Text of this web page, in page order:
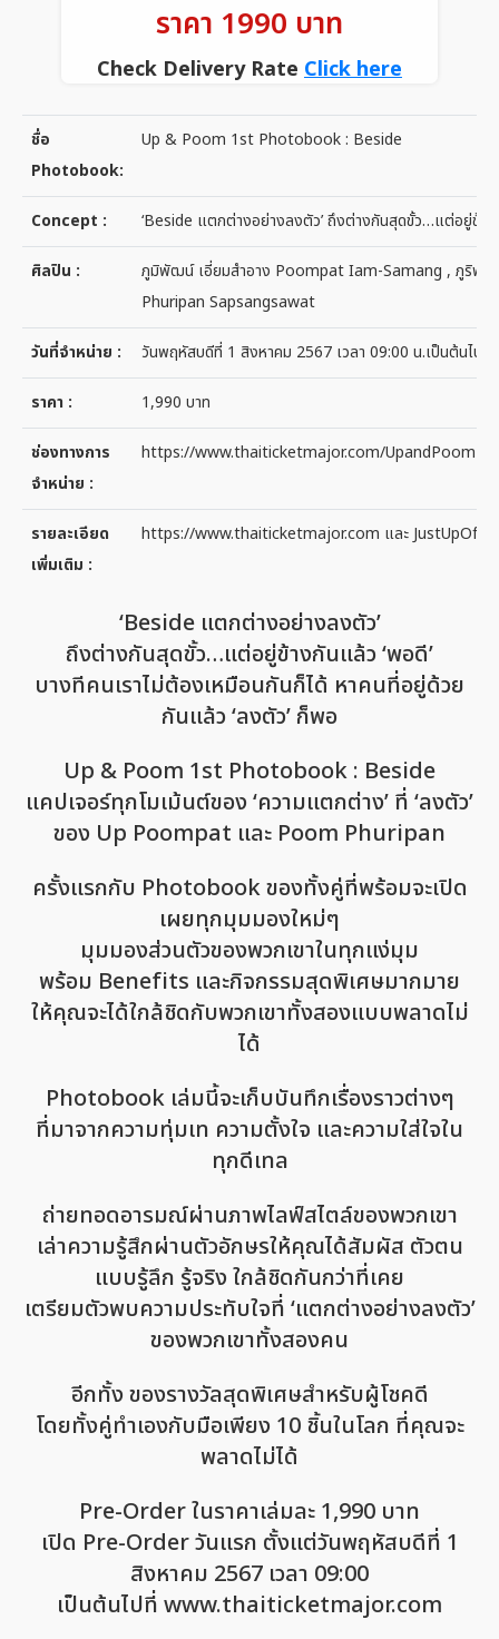
ราคา 1990 บาท
Check Delivery Rate Click here
ชื่อ
Photobook:
Up & Poom 1st Photobook : Beside
Concept : ‘Beside แตกต่างอย่างลงตัว’ ถึงต่างกันสุดขั้ว…แต่อยู่ข้า
ศิลปิน :
ภูมิพัฒน์ เอี่ยมสำอาง Poompat Iam-Samang , ภูริพัน
Phuripan Sapsangsawat
วันที่จำหน่าย : วันพฤหัสบดีที่ 1 สิงหาคม 2567 เวลา 09:00 น.เป็นต้นไป
ราคา : 1,990 บาท
ช่องทางการ
จำหน่าย :
https://www.thaiticketmajor.com/
รายละเอียด
เพิ่มเติม :
https://www.thaiticketmajor.com และ
‘Beside แตกต่างอย่างลงตัว’
ถึงต่างกันสุดขั้ว…แต่อยู่ข้างกันแล้ว ‘พอดี’
บางทีคนเราไม่ต้องเหมือนกันก็ได้ หาคนที่อยู่ด้วย
กันแล้ว ‘ลงตัว’ ก็พอ
Up & Poom 1st Photobook : Beside
แคปเจอร์ทุกโมเม้นต์ของ ‘ความแตกต่าง’ ที่ ‘ลงตัว’
ของ Up Poompat และ Poom Phuripan
ครั้งแรกกับ Photobook ของทั้งคู่ที่พร้อมจะเปิด
เผยทุกมุมมองใหม่ๆ
มุมมองส่วนตัวของพวกเขาในทุกแง่มุม
พร้อม Benefits และกิจกรรมสุดพิเศษมากมาย
ให้คุณจะได้ใกล้ชิดกับพวกเขาทั้งสองแบบพลาดไม่
ได้
Photobook เล่มนี้จะเก็บบันทึกเรื่องราวต่างๆ
ที่มาจากความทุ่มเท ความตั้งใจ และความใส่ใจใน
ทุกดีเทล
ถ่ายทอดอารมณ์ผ่านภาพไลฟ์สไตล์ของพวกเขา
เล่าความรู้สึกผ่านตัวอักษรให้คุณได้สัมผัส ตัวตน
แบบรู้ลึก รู้จริง ใกล้ชิดกันกว่าที่เคย
เตรียมตัวพบความประทับใจที่ ‘แตกต่างอย่างลงตัว’
ของพวกเขาทั้งสองคน
อีกทั้ง ของรางวัลสุดพิเศษสำหรับผู้โชคดี
โดยทั้งคู่ทำเองกับมือเพียง 10 ชิ้นในโลก ที่คุณจะ
พลาดไม่ได้
Pre-Order ในราคาเล่มละ 1,990 บาท
เปิด Pre-Order วันแรก ตั้งแต่วันพฤหัสบดีที่ 1
สิงหาคม 2567 เวลา 09:00
เป็นต้นไปที่ www.thaiticketmajor.com